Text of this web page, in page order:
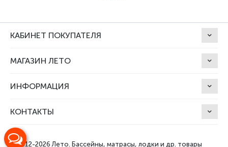
КАБИНЕТ ПОКУПАТЕЛЯ
МАГАЗИН ЛЕТО
ИНФОРМАЦИЯ
КОНТАКТЫ
© 2012-2026 Лето. Бассейны, матрасы, лодки и др. товары